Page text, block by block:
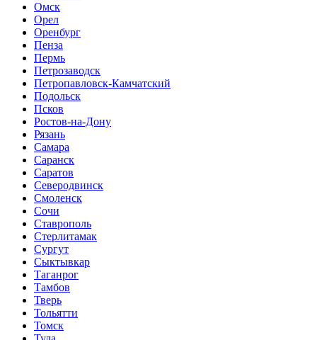
Омск
Орел
Оренбург
Пенза
Пермь
Петрозаводск
Петропавловск-Камчатский
Подольск
Псков
Ростов-на-Дону
Рязань
Самара
Саранск
Саратов
Северодвинск
Смоленск
Сочи
Ставрополь
Стерлитамак
Сургут
Сыктывкар
Таганрог
Тамбов
Тверь
Тольятти
Томск